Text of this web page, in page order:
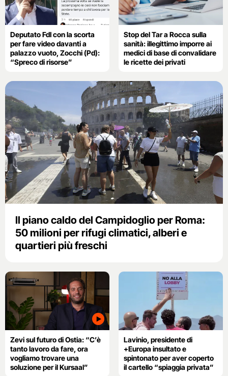
Deputato FdI con la scorta
per fare video davanti a
palazzo vuoto, Zocchi (Pd):
“Spreco di risorse”
Stop del Tar a Rocca sulla
sanità: illegittimo imporre ai
medici di base di convalidare
le ricette dei privati
Il piano caldo del Campidoglio per Roma:
50 milioni per rifugi climatici, alberi e
quartieri più freschi
Zevi sul futuro di Ostia: “C’è
tanto lavoro da fare, ora
vogliamo trovare una
soluzione per il Kursaal”
Lavinio, presidente di
+Europa insultato e
spintonato per aver coperto
il cartello “spiaggia privata”